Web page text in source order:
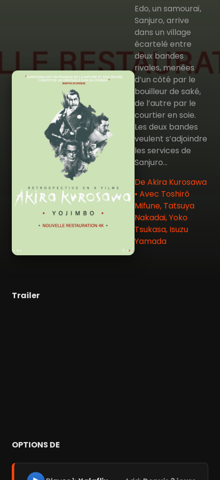
Edo, un samouraï,
Sanjuro, arrive
dans un village
écartelé entre
deux bandes
rivales, menées
d’un côté par le
bouilleur de saké,
de l’autre par le
courtier en soie.
Les deux bandes
veulent s’adjoindre
les services de
Sanjuro…
De Akira Kurosawa
• Avec Toshirô
Mifune, Tatsuya
Nakadai, Yoko
Tsukasa, Isuzu
Yamada
Trailer
OPTIONS DE